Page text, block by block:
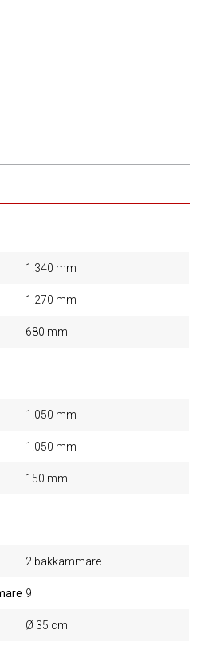
1.340 mm
1.270 mm
680 mm
1.050 mm
1.050 mm
150 mm
2 bakkammare
9
Ø 35 cm